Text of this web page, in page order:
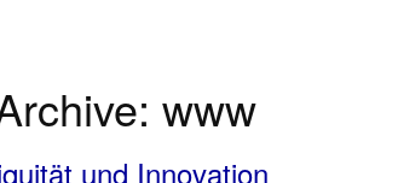
www
und Innovation